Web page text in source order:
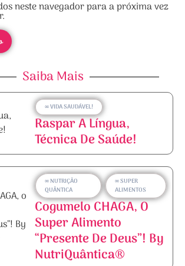
neste navegador para a próxima vez
Saiba Mais
∞ VIDA SAUDÁVEL!
Raspar A Língua,
Técnica De Saúde!
∞ NUTRIÇÃO
QUÂNTICA
∞ SUPER
ALIMENTOS
Cogumelo CHAGA, O
Super Alimento
“presente De Deus”! By
NutriQuântica®